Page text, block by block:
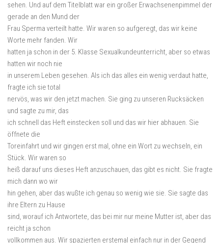
sehen. Und auf dem Titelblatt war ein großer Erwachsenenpimmel der
gerade an den Mund der
Frau Sperma verteilt hatte. Wir waren so aufgeregt, das wir keine
Worte mehr fanden. Wir
hatten ja schon in der 5. Klasse Sexualkundeunterricht, aber so etwas
hatten wir noch nie
in unserem Leben gesehen. Als ich das alles ein wenig verdaut hatte,
fragte ich sie total
nervös, was wir den jetzt machen. Sie ging zu unseren Rucksäcken
und sagte zu mir, das
ich schnell das Heft einstecken soll und das wir hier abhauen. Sie
öffnete die
Toreinfahrt und wir gingen erst mal, ohne ein Wort zu wechseln, ein
Stück. Wir waren so
heiß darauf uns dieses Heft anzuschauen, das gibt es nicht. Sie fragte
mich dann wo wir
hin gehen, aber das wußte ich genau so wenig wie sie. Sie sagte das
ihre Eltern zu Hause
sind, worauf ich Antwortete, das bei mir nur meine Mutter ist, aber das
reicht ja schon
vollkommen aus. Wir spazierten erstemal einfach nur in der Gegend